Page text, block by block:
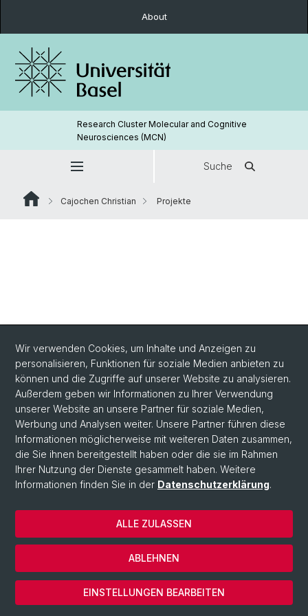
About
Research Cluster Molecular and Cognitive
Neurosciences (MCN)
Suche
Cajochen Christian Projekte
Wir verwenden Cookies, um Inhalte und Anzeigen zu
personalisieren, Funktionen für soziale Medien anbieten zu
können und die Zugriffe auf unserer Website zu analysieren.
Außerdem geben wir Informationen zu Ihrer Verwendung
unserer Website an unsere Partner für soziale Medien,
Werbung und Analysen weiter. Unsere Partner führen diese
Informationen möglicherweise mit weiteren Daten zusammen,
die Sie ihnen bereitgestellt haben oder die sie im Rahmen
Ihrer Nutzung der Dienste gesammelt haben. Weitere
Informationen finden Sie in der Datenschutzerklärung.
EINSTELLUNGEN BEARBEITEN
ABLEHNEN
ALLE ZULASSEN